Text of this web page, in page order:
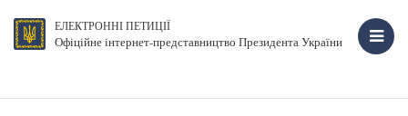
ЕЛЕКТРОННІ ПЕТИЦІЇ
Офіційне інтернет-представництво Президента України